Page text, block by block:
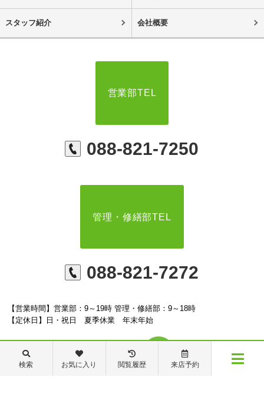
スタッフ紹介 会社概要
営業部TEL
088-821-7250
管理・修繕部TEL
088-821-7272
【営業時間】営業部：9～19時 管理・修繕部：9～18時
【定休日】日・祝日 夏季休業 年末年始
検索 お気に入り 閲覧履歴 来店予約